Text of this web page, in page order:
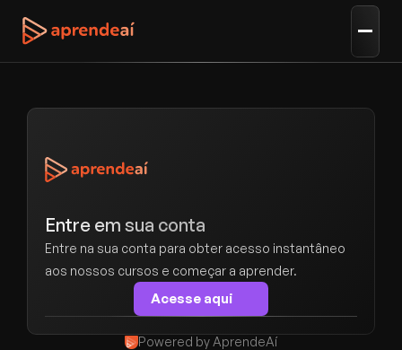
Entre em sua conta
Entre na sua conta para obter acesso instantâneo
aos nossos cursos e começar a aprender.
Acesse aqui
Powered by AprendeAí